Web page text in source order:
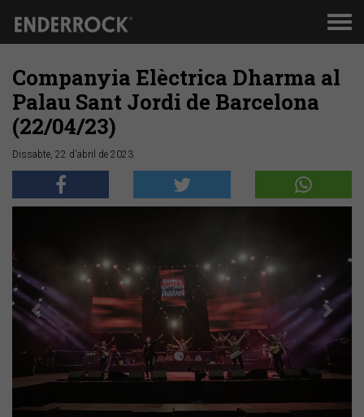
Companyia Elèctrica Dharma al
Palau Sant Jordi de Barcelona
(22/04/23)
Dissabte, 22 d'abril de 2023
Anterior